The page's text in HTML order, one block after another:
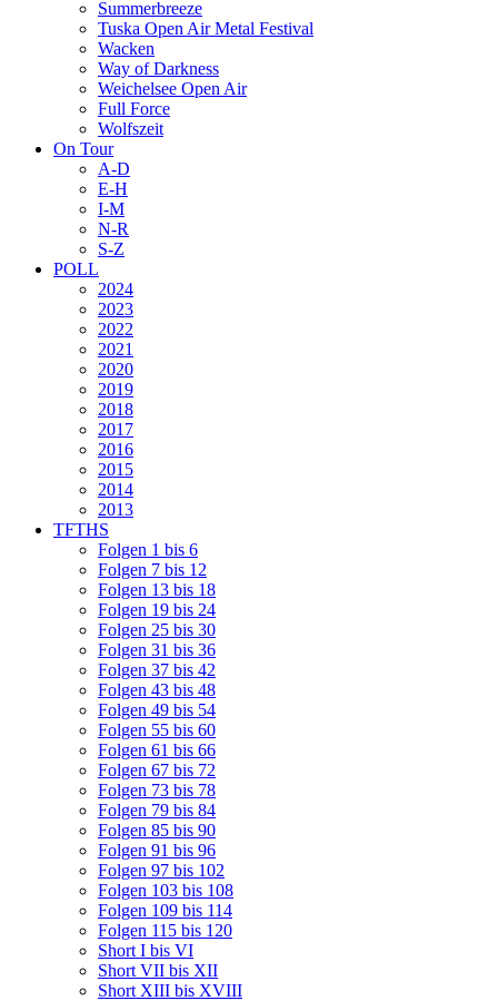
Summerbreeze
Tuska Open Air Metal Festival
Wacken
Way of Darkness
Weichelsee Open Air
Full Force
Wolfszeit
On Tour
A-D
E-H
I-M
N-R
S-Z
POLL
2024
2023
2022
2021
2020
2019
2018
2017
2016
2015
2014
2013
TFTHS
Folgen 1 bis 6
Folgen 7 bis 12
Folgen 13 bis 18
Folgen 19 bis 24
Folgen 25 bis 30
Folgen 31 bis 36
Folgen 37 bis 42
Folgen 43 bis 48
Folgen 49 bis 54
Folgen 55 bis 60
Folgen 61 bis 66
Folgen 67 bis 72
Folgen 73 bis 78
Folgen 79 bis 84
Folgen 85 bis 90
Folgen 91 bis 96
Folgen 97 bis 102
Folgen 103 bis 108
Folgen 109 bis 114
Folgen 115 bis 120
Short I bis VI
Short VII bis XII
Short XIII bis XVIII